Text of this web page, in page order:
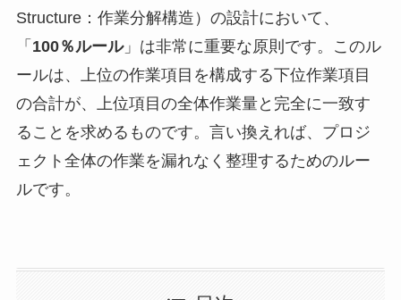
Structure：作業分解構造）の設計において、
「 100％ルール」は非常に重要な原則です。このル
ールは、上位の作業項目を構成する下位作業項目
の合計が、上位項目の全体作業量と完全に一致す
ることを求めるものです。言い換えれば、プロジ
ェクト全体の作業を漏れなく整理するためのルー
ルです。